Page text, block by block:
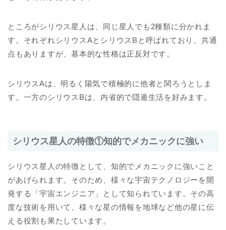
ところがシリウス星人は、同じ星人でも2種類に分かれま
す。それぞれシリウスAとシリウスBと呼ばれており、共通
点もありますが、基本的な性格は正反対です。
シリウスAは、明るく陽気で積極的に他者と関ろうとしま
す。一方のシリウスBは、内省的で隠遁生活を好みます。
シリウス星人の特徴①知的でメカニックに強い
シリウス星人の特徴として、知的でメカニックに強いこと
があげられます。そのため、様々な宇宙テクノロジーを開
発する「宇宙エンジニア」として知られています。その高
度な技術を用いて、様々な星の情報を地球など他の星に伝
える役割も果たしています。